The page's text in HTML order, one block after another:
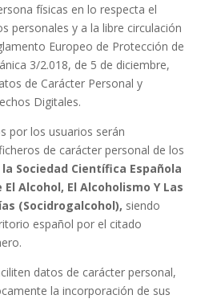
físicas en lo respecta el
personales y a la libre circulación
Europeo de Protección de
3/2.018, de 5 de diciembre,
de Carácter Personal y
Digitales.
por los usuarios serán
de carácter personal de los
la Sociedad Científica Española
El Alcohol, El Alcoholismo Y Las
(Socidrogalcohol), siendo
español por el citado
datos de carácter personal,
la incorporación de sus